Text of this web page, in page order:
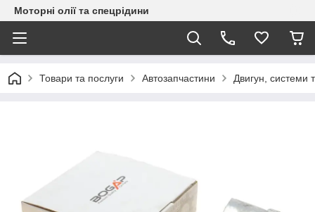
Моторні олії та спецрідини
Товари та послуги Автозапчастини Двигун, системи